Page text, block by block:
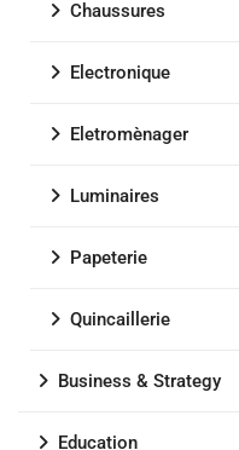
Chaussures
Electronique
Eletromènager
Luminaires
Papeterie
Quincaillerie
Business & Strategy
Education